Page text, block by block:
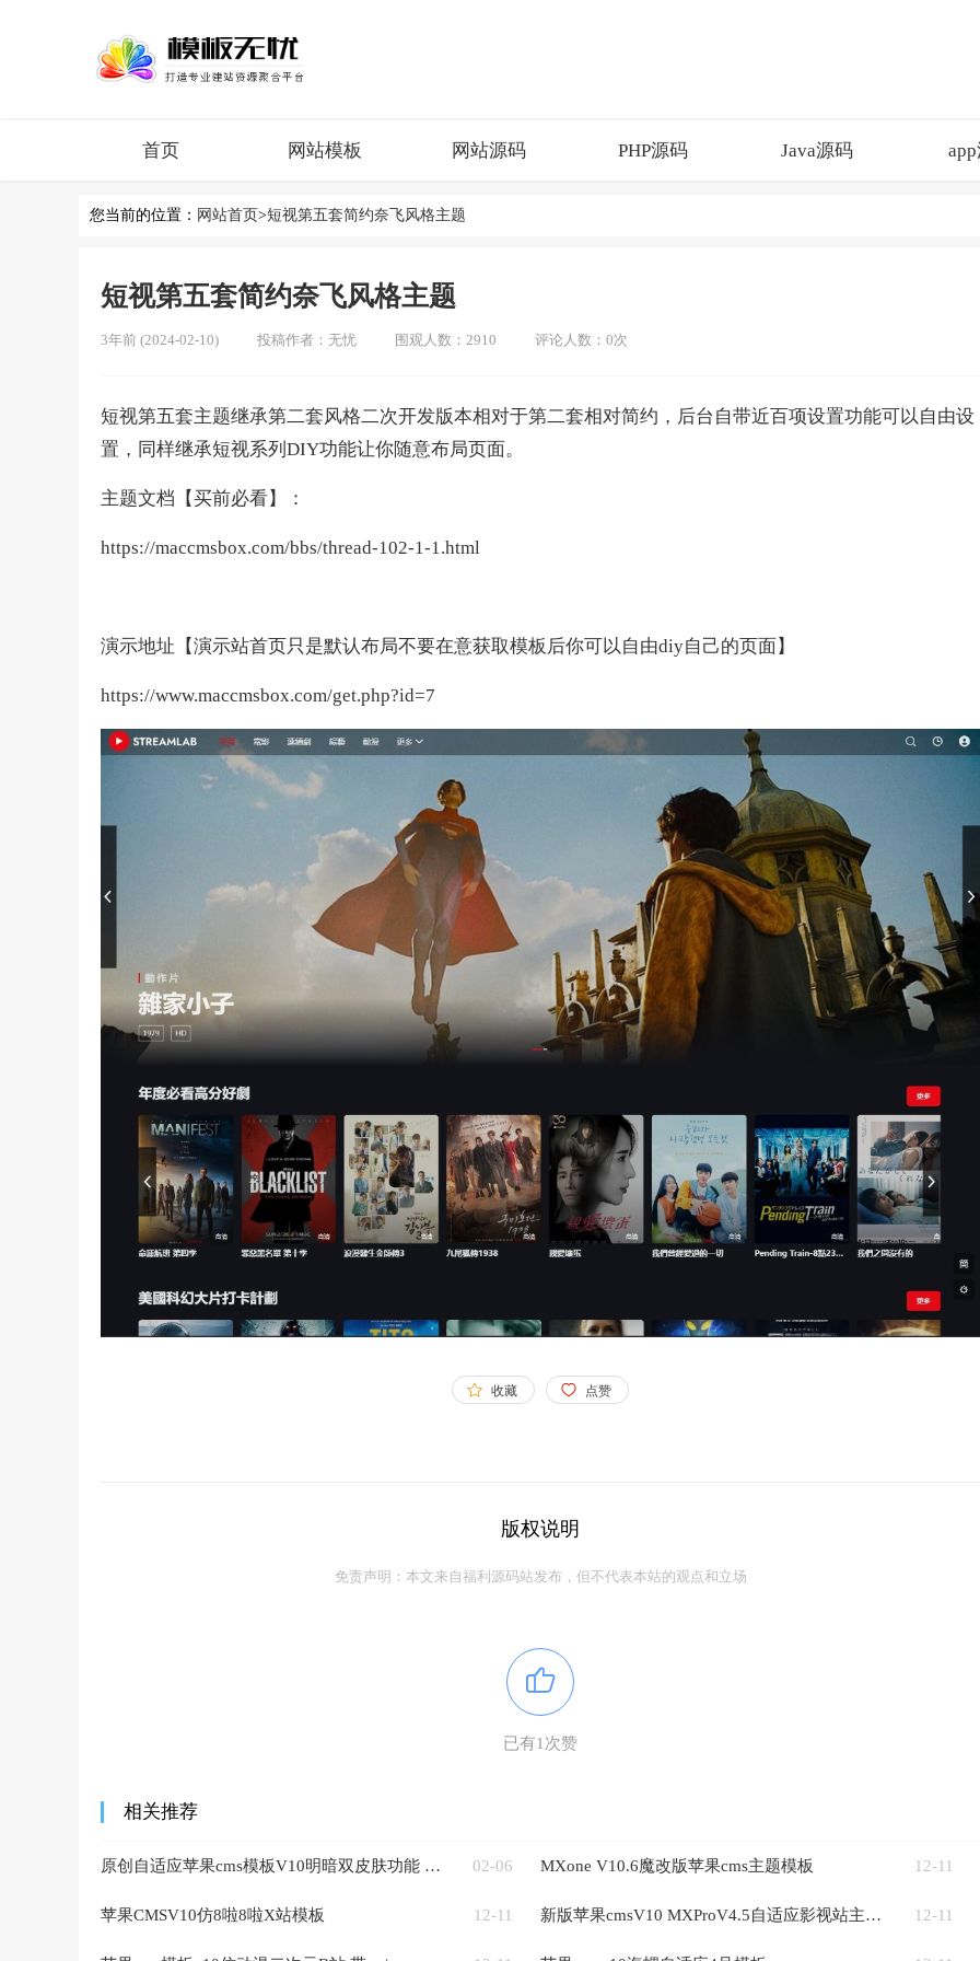
首页 网站模板 网站源码 PHP源码 Java源码
您当前的位置： 网站首页>短视第五套简约奈飞风格主题
短视第五套简约奈飞风格主题
3年前 (2024-02-10) 投稿作者： 无忧 围观人数：2910 评论人数：0次
短视第五套主题继承第二套风格二次开发版本相对于第二套相对简约，后台自带近百项设置功能可以自由设
置，同样继承短视系列DIY功能让你随意布局页面。
主题文档【买前必看】：
https://maccmsbox.com/bbs/thread-102-1-1.html
演示地址【演示站首页只是默认布局不要在意获取模板后你可以自由diy自己的页面】
https://www.maccmsbox.com/get.php?id=7
收藏 点赞
版权说明
免责声明：本文来自福利源码站发布，但不代表本站的观点和立场
已有1次赞
相关推荐
02-06
原创自适应苹果cms模板V10明暗双皮肤功能 齐全PC+H5 12-11
MXone V10.6魔改版苹果cms主题模板
12-11
苹果CMSV10仿8啦8啦X站模板 12-11
新版苹果cmsV10 MXProV4.5自适应影视站主题模板